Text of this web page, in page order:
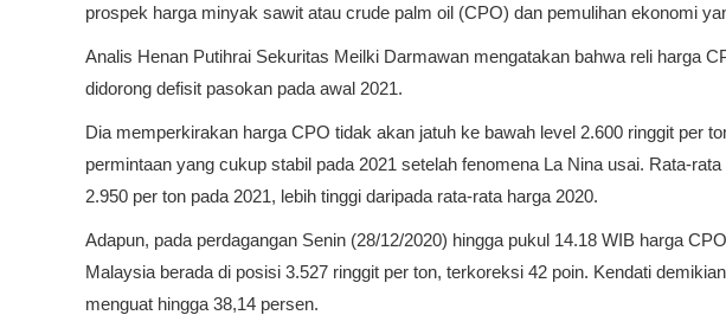
prospek harga minyak sawit atau crude palm oil (CPO) dan pemulihan ekonomi
Analis Henan Putihrai Sekuritas Meilki Darmawan mengatakan bahwa reli harga
didorong defisit pasokan pada awal 2021.
Dia memperkirakan harga CPO tidak akan jatuh ke bawah level 2.600 ringgit per
permintaan yang cukup stabil pada 2021 setelah fenomena La Nina usai. Rata-
2.950 per ton pada 2021, lebih tinggi daripada rata-rata harga 2020.
Adapun, pada perdagangan Senin (28/12/2020) hingga pukul 14.18 WIB harga
Malaysia berada di posisi 3.527 ringgit per ton, terkoreksi 42 poin. Kendati
menguat hingga 38,14 persen.